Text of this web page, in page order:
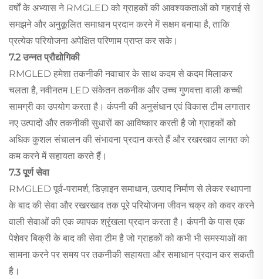
वर्षों के अभ्यास ने RMGLED को ग्राहकों की आवश्यकताओं को गहराई से
समझने और अनुकूलित समाधान प्रदान करने में सक्षम बनाया है, ताकि
प्रत्येक परियोजना अपेक्षित परिणाम प्राप्त कर सके।
7.2 उन्नत प्रौद्योगिकी
RMGLED हमेशा तकनीकी नवाचार के साथ कदम से कदम मिलाकर
चलता है, नवीनतम LED संकेतन तकनीक और उच्च गुणवत्ता वाली कच्ची
सामग्री का उपयोग करता है। कंपनी की अनुसंधान एवं विकास टीम लगातार
नए उत्पादों और तकनीकी सुधारों का आविष्कार करती है जो ग्राहकों को
अधिक कुशल संचालन की संभावना प्रदान करते हैं और रखरखाव लागत को
कम करने में सहायता करते हैं।
7.3 पूर्ण सेवा
RMGLED पूर्व-परामर्श, डिज़ाइन समाधान, उत्पाद निर्माण से लेकर स्थापना
के बाद की सेवा और रखरखाव तक पूरे परियोजना जीवन चक्र को कवर करने
वाली सेवाओं की एक व्यापक श्रृंखला प्रदान करता है। कंपनी के पास एक
पेशेवर बिक्री के बाद की सेवा टीम है जो ग्राहकों को कभी भी समस्याओं का
सामना करने पर समय पर तकनीकी सहायता और समाधान प्रदान कर सकती
है।